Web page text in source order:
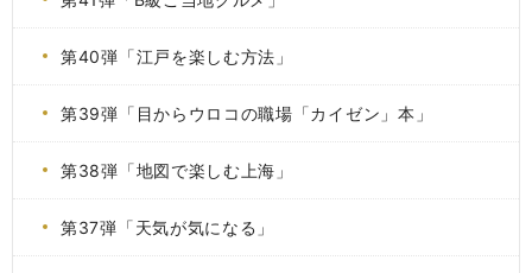
第40弾「江戸を楽しむ方法」
第39弾「目からウロコの職場「カイゼン」本」
第38弾「地図で楽しむ上海」
第37弾「天気が気になる」